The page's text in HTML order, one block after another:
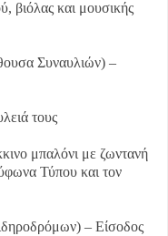
βιόλας και μουσικής
Συναυλιών) –
τους
μπαλόνι με ζωντανή
Τύπου και τον
– Είσοδος